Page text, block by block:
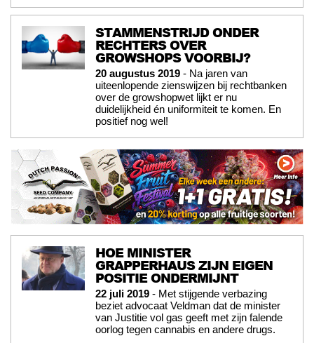
STAMMENSTRIJD ONDER
RECHTERS OVER
GROWSHOPS VOORBIJ?
20 augustus 2019 - Na jaren van
uiteenlopende zienswijzen bij rechtbanken
over de growshopwet lijkt er nu
duidelijkheid én uniformiteit te komen. En
positief nog wel!
HOE MINISTER
GRAPPERHAUS ZIJN EIGEN
POSITIE ONDERMIJNT
22 juli 2019 - Met stijgende verbazing
beziet advocaat Veldman dat de minister
van Justitie vol gas geeft met zijn falende
oorlog tegen cannabis en andere drugs.